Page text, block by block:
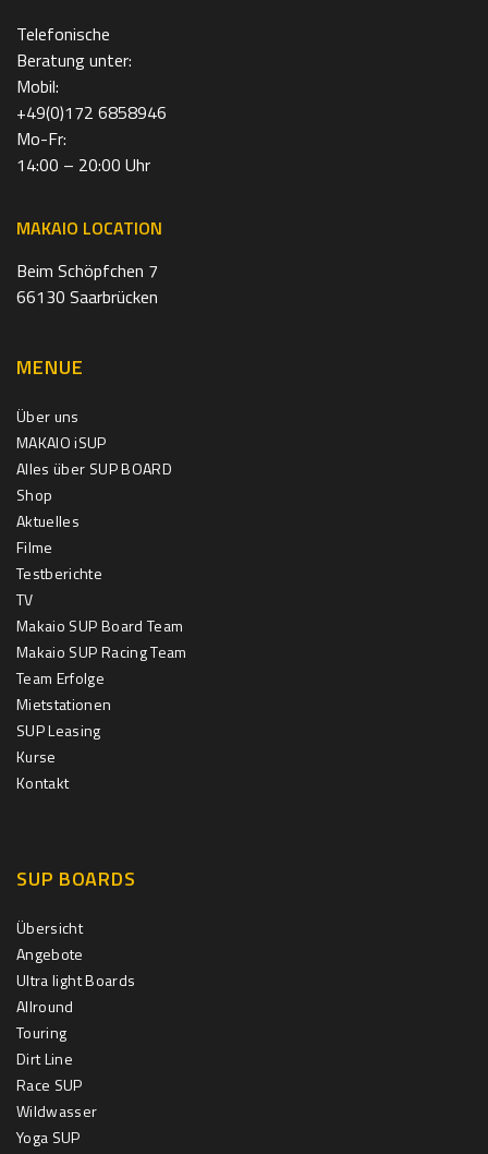
Telefonische
Beratung unter:
Mobil:
+49(0)172 6858946
Mo-Fr:
14:00 – 20:00 Uhr
MAKAIO LOCATION
Beim Schöpfchen 7
66130 Saarbrücken
MENUE
Über uns
MAKAIO iSUP
Alles über SUP BOARD
Shop
Aktuelles
Filme
Testberichte
TV
Makaio SUP Board Team
Makaio SUP Racing Team
Team Erfolge
Mietstationen
SUP Leasing
Kurse
Kontakt
SUP BOARDS
Übersicht
Angebote
Ultra light Boards
Allround
Touring
Dirt Line
Race SUP
Wildwasser
Yoga SUP